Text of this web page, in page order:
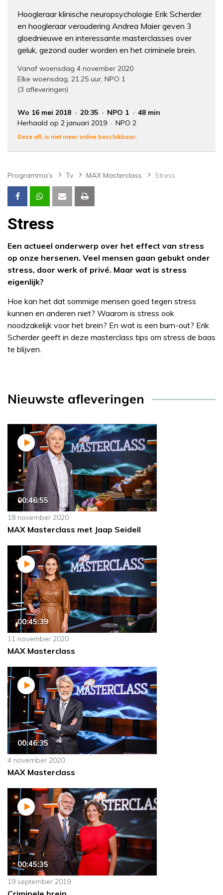
Hoogleraar klinische neuropsychologie Erik Scherder
en hoogleraar veroudering Andrea Maier geven 3
gloednieuwe en interessante masterclasses over
geluk, gezond ouder worden en het criminele brein.
Vanaf woensdag 4 november 2020
Elke woensdag, 21.25 uur, NPO 1
(3 afleveringen)
Wo 16 mei 2018 20:35 NPO 1
48 min
Herhaald op 2 januari 2019
NPO 2
Deze afl. is niet meer online beschikbaar.
Programma’s Tv MAX Masterclass Stress
Stress
Een actueel onderwerp over het effect van stress
op onze hersenen. Veel mensen gaan gebukt onder
stress, door werk of privé. Maar wat is stress
eigenlijk?
Hoe kan het dat sommige mensen goed tegen stress
kunnen en anderen niet? Waarom is stress ook
noodzakelijk voor het brein? En wat is een burn-out? Erik
Scherder geeft in deze masterclass tips om stress de baas
te blijven.
Nieuwste afleveringen
00:46:55
18 november 2020
MAX Masterclass met Jaap Seidell
00:45:39
11 november 2020
MAX Masterclass
00:46:35
4 november 2020
MAX Masterclass
00:45:35
19 september 2019